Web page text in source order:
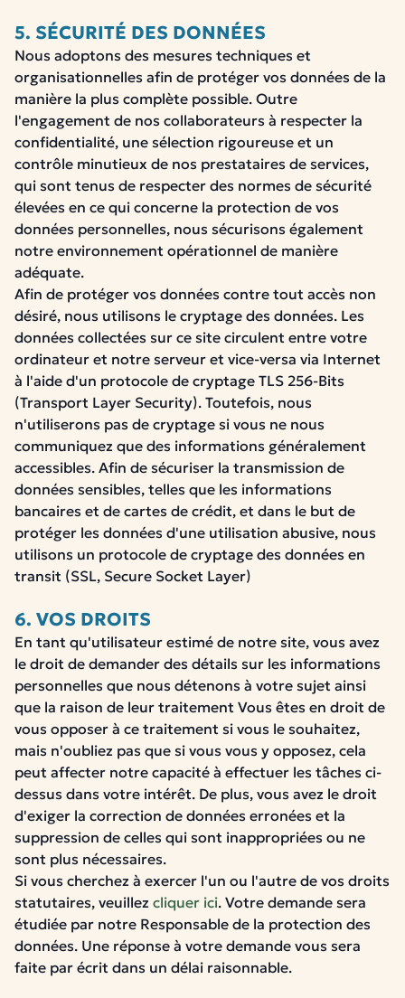
5. SÉCURITÉ DES DONNÉES
Nous adoptons des mesures techniques et
organisationnelles afin de protéger vos données de la
manière la plus complète possible. Outre
l'engagement de nos collaborateurs à respecter la
confidentialité, une sélection rigoureuse et un
contrôle minutieux de nos prestataires de services,
qui sont tenus de respecter des normes de sécurité
élevées en ce qui concerne la protection de vos
données personnelles, nous sécurisons également
notre environnement opérationnel de manière
adéquate.
Afin de protéger vos données contre tout accès non
désiré, nous utilisons le cryptage des données. Les
données collectées sur ce site circulent entre votre
ordinateur et notre serveur et vice-versa via Internet
à l'aide d'un protocole de cryptage TLS 256-Bits
(Transport Layer Security). Toutefois, nous
n'utiliserons pas de cryptage si vous ne nous
communiquez que des informations généralement
accessibles. Afin de sécuriser la transmission de
données sensibles, telles que les informations
bancaires et de cartes de crédit, et dans le but de
protéger les données d'une utilisation abusive, nous
utilisons un protocole de cryptage des données en
transit (SSL, Secure Socket Layer)
6. VOS DROITS
En tant qu'utilisateur estimé de notre site, vous avez
le droit de demander des détails sur les informations
personnelles que nous détenons à votre sujet ainsi
que la raison de leur traitement Vous êtes en droit de
vous opposer à ce traitement si vous le souhaitez,
mais n'oubliez pas que si vous vous y opposez, cela
peut affecter notre capacité à effectuer les tâches ci-
dessus dans votre intérêt. De plus, vous avez le droit
d'exiger la correction de données erronées et la
suppression de celles qui sont inappropriées ou ne
sont plus nécessaires.
Si vous cherchez à exercer l'un ou l'autre de vos droits
statutaires, veuillez cliquer ici. Votre demande sera
étudiée par notre Responsable de la protection des
données. Une réponse à votre demande vous sera
faite par écrit dans un délai raisonnable.